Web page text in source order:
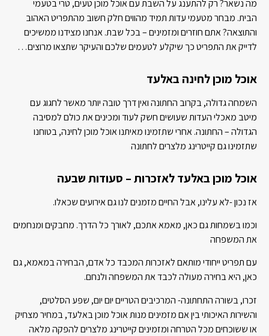
מה נשאר? רק להתענג על השבת עם אוכל מוכן טעים, טרי בטעמי
הבית. מבחר מטעמי עדות תמיד מהווים חלק חשוב מהתפריט האהוב
והתוצאה? אתם חוזרים ומזמינים – בכל שבת. אנחנו מצידנו ממשיכים
לדייק את התפריט כך שיקלע לטעמים שלכם והעיקר שתצאו מרוצים…
אוכל מוכן לחינה באלעד
השמחה גדולה, בקרוב החתונה ואין דרך טובה יותר מאשר לחגוג עם
מיטב מאכלי העדות שעושים חשק לעוד ומכינים את כולם למסיבה
הגדולה – החתונה. אחרי שתזמינו מאיתנו אוכל מוכן לחינה, בטוחנו
שתזמינו גם קייטרינג מלצרים לחתונה
אוכל מוכן באלעד לאזכרות – סעודות שבעה
אז נכון -לא עלינו, אבל החיים מזמנים לנו גם אירועים שכאלו.
וכמו בשמחות גם כאן, מאמא אתכם, לאורך כל הדרך. מחבקים ומנחמים
את המשפחה
עם תפריט ייחודי מותאם לאזכרות המכבד כל אדם, הבחירה במאמא, גם
כאן, היא בחירה מעולה לכבד את המשפחה ולנחם.
זכרו, בשורה התחתונה- המרכיבים הטריים יום יום, שפע הסלטים,
והשירות האיכותי בין אם מזמינים מנות אוכל מוכן באלעד, במחיר מצחיק
או ששוכחים מכל הטרחה ומזמינים קייטרינג מלצרים להפקה מלאה